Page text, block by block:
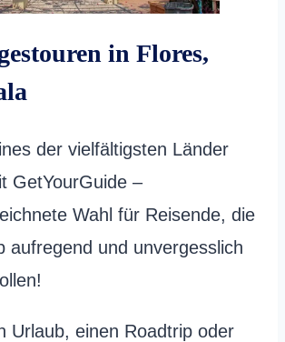
in Flores,
der vielfältigsten Länder
GetYourGuide –
Wahl für Reisende, die
aufregend und unvergesslich
Urlaub, einen Roadtrip oder